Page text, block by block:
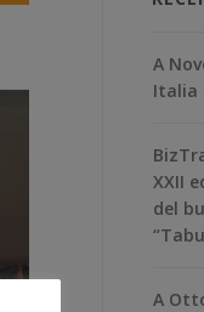
A
Italia
XXII
del
A